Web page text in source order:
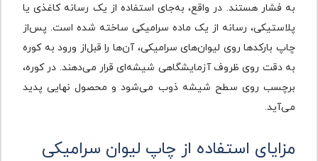
به فشار هستند. در واقع، به‌جای استفاده از یک رسانه کاغذی یا
پلاستیکی، رسانه از یک ماده سرامیکی ساخته شده ‌است. پس‌از
چاپ بارکدها روی لیوان‌های سرامیکی، آن‌ها را قبل‌از ورود به کوره
به دقت روی ظروف آزمایشگاهی شیشه‌ای قرار می‌دهند. در کوره،
برچسب روی سطح شیشه ذوب می‌شود و محصول نهایی پدید
می‌آید.
مزایای استفاده از چاپ لیوان سرامیکی